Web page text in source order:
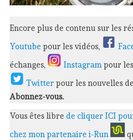
Encore plus de contenu sur les
Youtube pour les vidéos,
échanges,
Instagrampour
Twitterpour les nouvelles
Abonnez-vous.
Vous êtes libre de cliquer ICI
chez mon partenaire i-Run